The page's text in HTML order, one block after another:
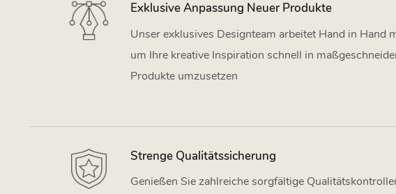
Exklusive Anpassung Neuer Produkte
Unser exklusives Designteam arbeitet Hand in Hand
um Ihre kreative Inspiration schnell in
Produkte umzusetzen
Strenge Qualitätssicherung
Genießen Sie zahlreiche sorgfältige